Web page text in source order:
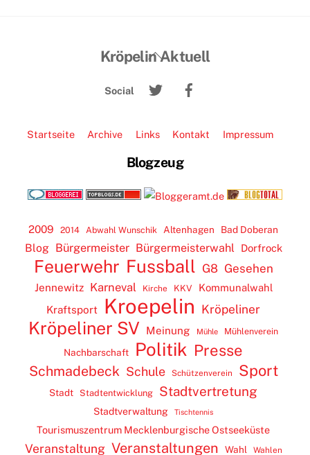
Back
Top
Kröpelin Aktuell
Social
Twitter
Startseite Archive Links Kontakt Impressum
Blogzeug
2009 2014 Abwahl Wunschik Altenhagen Bad Doberan
Blog Bürgermeister Bürgermeisterwahl Dorfrock
Feuerwehr Fussball G8 Gesehen
Jennewitz Karneval Kirche KKV
Kommunalwahl
Kraftsport
Kroepelin Kröpeliner
Kröpeliner SV Meinung Mühle Mühlenverein
Nachbarschaft Politik Presse
Schmadebeck Schule Schützenverein Sport
Stadt Stadtentwicklung Stadtvertretung
Stadtverwaltung Tischtennis
Tourismuszentrum Mecklenburgische Ostseeküste
Veranstaltung Veranstaltungen Wahl Wahlen